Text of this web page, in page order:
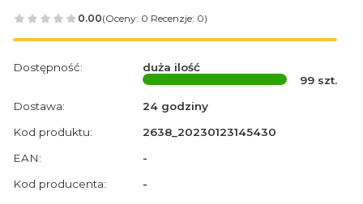
0.00(Oceny: 0 Recenzje: 0)
Dostępność:
duża ilość
99 szt.
Dostawa:
24 godziny
Kod produktu:
2638_20230123145430
EAN:
-
Kod producenta:
-